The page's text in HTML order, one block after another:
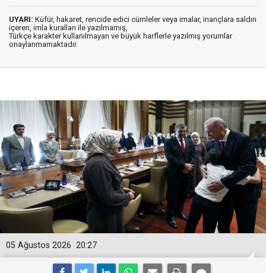
UYARI: Küfür, hakaret, rencide edici cümleler veya imalar, inançlara saldırı
içeren, imla kuralları ile yazılmamış,
Türkçe karakter kullanılmayan ve büyük harflerle yazılmış yorumlar
onaylanmamaktadır.
20:27
05 Ağustos 2026